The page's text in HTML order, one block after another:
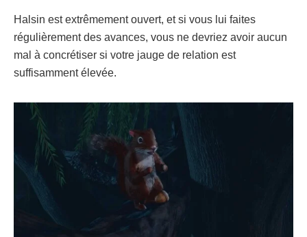
Halsin est extrêmement ouvert, et si vous lui faites
régulièrement des avances, vous ne devriez avoir aucun
mal à concrétiser si votre jauge de relation est
suffisamment élevée.